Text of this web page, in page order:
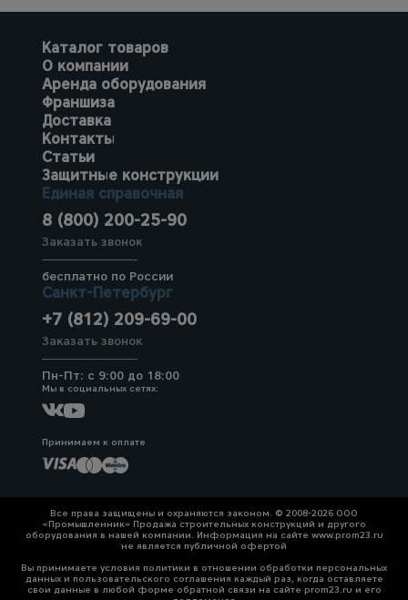
Каталог товаров
О компании
Аренда оборудования
Франшиза
Доставка
Контакты
Статьи
Защитные конструкции
Единая справочная
8 (800) 200-25-90
Заказать звонок
бесплатно по России
Санкт-Петербург
+7 (812) 209-69-00
Заказать звонок
Пн-Пт: с 9:00 до 18:00
Мы в социальных сетях:
Принимаем к оплате
Все права защищены и охраняются законом. © 2008-2026 ООО
«Промышленник» Продажа строительных конструкций и другого
оборудования в нашей компании. Информация на сайте www.prom23.ru
не является публичной офертой
Вы принимаете условия политики в отношении обработки персональных
данных и пользовательского соглашения каждый раз, когда оставляете
свои данные в любой форме обратной связи на сайте prom23.ru и его